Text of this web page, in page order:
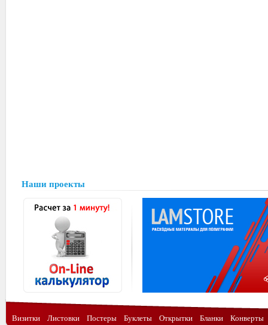
Наши проекты
Визитки Листовки Постеры Буклеты Открытки Бланки Конверты